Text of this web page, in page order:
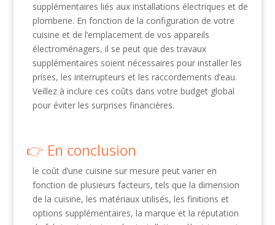
supplémentaires liés aux installations électriques et de
plomberie. En fonction de la configuration de votre
cuisine et de l’emplacement de vos appareils
électroménagers, il se peut que des travaux
supplémentaires soient nécessaires pour installer les
prises, les interrupteurs et les raccordements d’eau.
Veillez à inclure ces coûts dans votre budget global
pour éviter les surprises financières.
En conclusion
le coût d’une cuisine sur mesure peut varier en
fonction de plusieurs facteurs, tels que la dimension
de la cuisine, les matériaux utilisés, les finitions et
options supplémentaires, la marque et la réputation